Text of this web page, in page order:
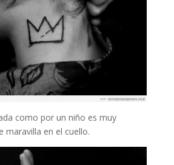
como por un niño es muy
maravilla en el cuello.